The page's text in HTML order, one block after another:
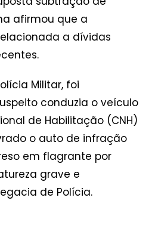
afirmou que a
a dívidas
Militar, foi
conduzia o veículo
de Habilitação (CNH)
o auto de infração
em flagrante por
grave e
de Polícia.